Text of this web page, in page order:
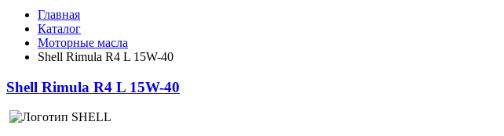
Главная
Каталог
Моторные масла
Shell Rimula R4 L 15W-40
Shell Rimula R4 L 15W-40